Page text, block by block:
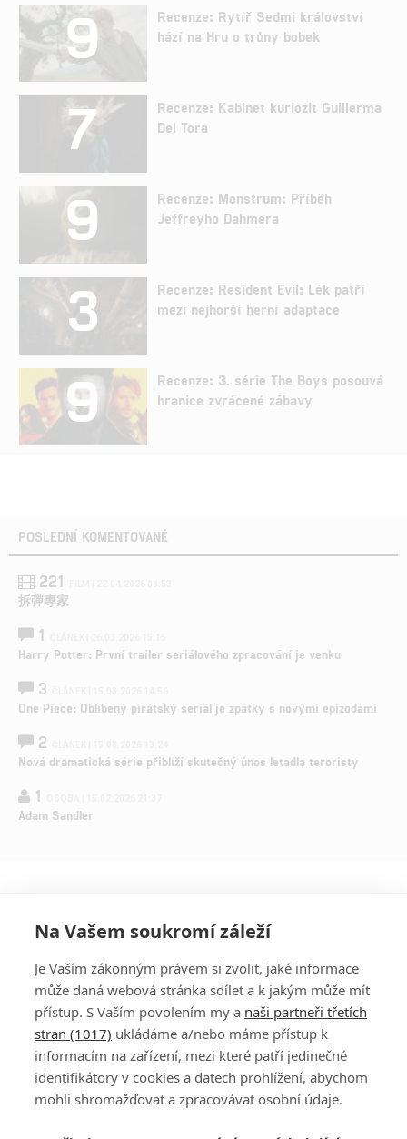
9
Recenze: Rytíř Sedmi království
hází na Hru o trůny bobek
7
Recenze: Kabinet kuriozit Guillerma
Del Tora
9
Recenze: Monstrum: Příběh
Jeffreyho Dahmera
3
Recenze: Resident Evil: Lék patří
mezi nejhorší herní adaptace
9
Recenze: 3. série The Boys posouvá
hranice zvrácené zábavy
POSLEDNÍ KOMENTOVANÉ
221
拆彈專家
1
Harry Potter: První trailer seriálového zpracování je venku
3
One Piece: Oblíbený pirátský seriál je zpátky s novými epizodami
2
Nová dramatická série přiblíží skutečný únos letadla teroristy
1
Adam Sandler
PŘIHLÁSIT
REGISTROVAT
DISKUZE
Na Vašem soukromí záleží
Je Vaším zákonným právem si zvolit, jaké informace
může daná webová stránka sdílet a k jakým může mít
přístup. S Vaším povolením my a naši partneři třetích
stran (1017) ukládáme a/nebo máme přístup k
informacím na zařízení, mezi které patří jedinečné
identifikátory v cookies a datech prohlížení, abychom
mohli shromažďovat a zpracovávat osobní údaje.